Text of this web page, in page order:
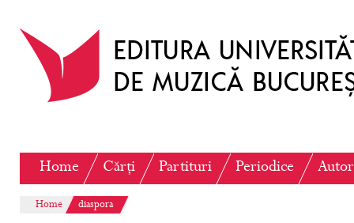
Home Cărți Partituri Periodice
Home diaspora